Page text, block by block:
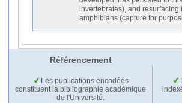
invertebrates), and
amphibians (capture for
Référencement
Les publications encodées
constituent la bibliographie académique
de l'Université.